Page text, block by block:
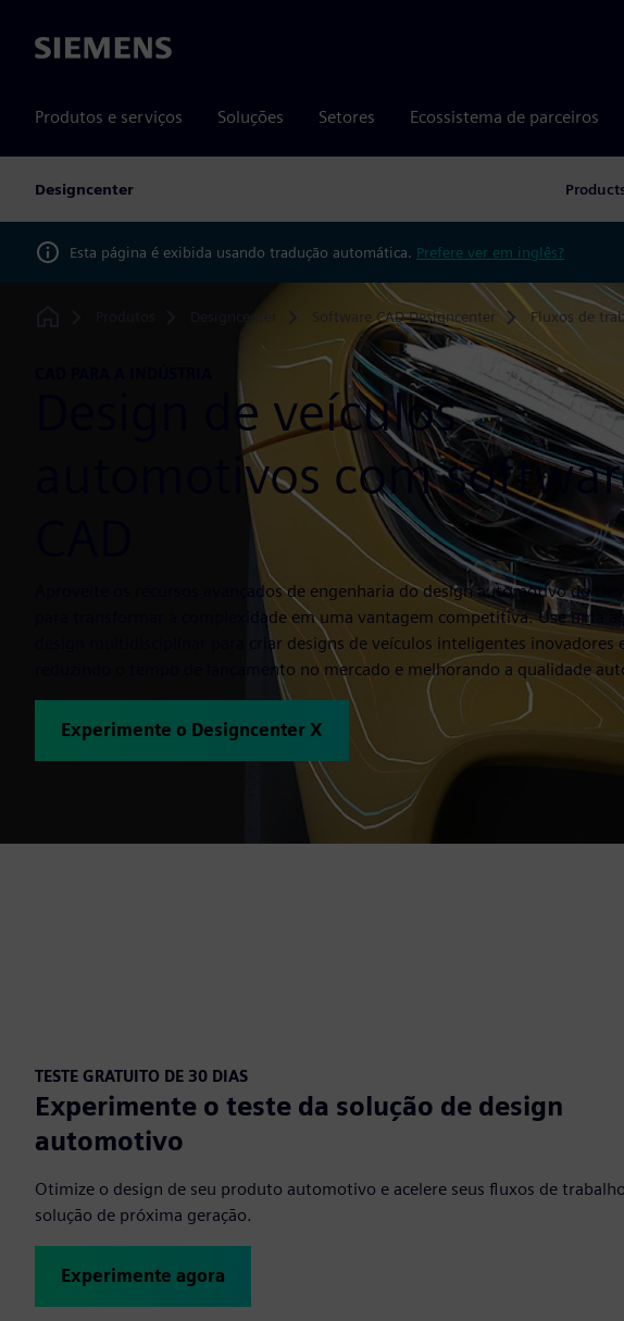
Siemens
Produtos e serviços Soluções Setores Ecossistema de parceiros
Designcenter
Esta página é exibida usando tradução automática. Prefere ver em inglês?
Software CAD Designcenter Fluxos de
Design de veículos
automotivos com
Aproveite os recursos avançados de engenharia do design automotivo do
para transformar a complexidade em uma vantagem competitiva. Use uma
design multidisciplinar para criar designs de veículos inteligentes inovadores
reduzindo o tempo de lançamento no mercado e melhorando a qualidade
Experimente o Designcenter X
TESTE GRATUITO DE 30 DIAS
Experimente o teste da solução de design
automotivo
Otimize o design de seu produto automotivo e acelere seus fluxos de
solução de próxima geração.
Experimente agora